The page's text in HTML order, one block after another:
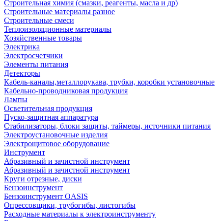
Строительная химия (смазки, реагенты, масла и др)
Строительные материалы разное
Строительные смеси
Теплоизоляционные материалы
Хозяйственные товары
Электрика
Электросчетчики
Элементы питания
Детекторы
Кабель-каналы,металлорукава, трубки, коробки установочные
Кабельно-проводниковая продукция
Лампы
Осветительная продукция
Пуско-защитная аппаратура
Стабилизаторы, блоки защиты, таймеры, источники питания
Электроустановочные изделия
Электрощитовое оборудование
Инструмент
Абразивный и зачистной инструмент
Абразивный и зачистной инструмент
Круги отрезные, диски
Бензоинструмент
Бензоинструмент OASIS
Опрессовщики, трубогибы, листогибы
Расходные материалы к электроинструменту